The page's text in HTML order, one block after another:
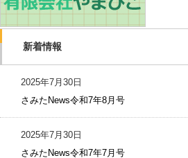
新着情報
2025年7月30日
さみたNews令和7年8月号
2025年7月30日
さみたNews令和7年7月号